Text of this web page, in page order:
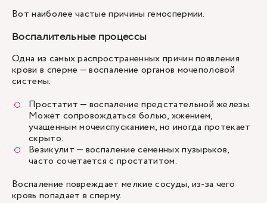
Вот наиболее частые причины гемоспермии.
Воспалительные процессы
Одна из самых распространенных причин появления
крови в сперме — воспаление органов мочеполовой
системы.
Простатит — воспаление предстательной железы.
Может сопровождаться болью, жжением,
учащенным мочеиспусканием, но иногда протекает
скрыто.
Везикулит — воспаление семенных пузырьков,
часто сочетается с простатитом.
Воспаление повреждает мелкие сосуды, из-за чего
кровь попадает в сперму.